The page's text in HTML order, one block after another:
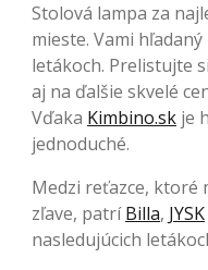
Stolová lampa za
mieste. Vami
letákoch. Prelistujte
aj na ďalšie skvelé
Vďaka Kimbino.sk je
jednoduché.
Medzi reťazce, ktoré
zľave, patríBilla, JYSK
nasledujúcich